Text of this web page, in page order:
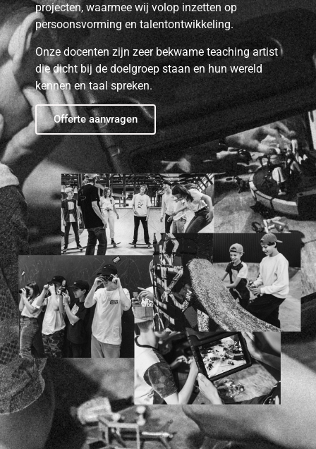
projecten, waarmee wij volop inzetten op
persoonsvorming en talentontwikkeling.
Onze docenten zijn zeer bekwame teaching artist
die dicht bij de doelgroep staan en hun wereld
kennen en taal spreken.
Offerte aanvragen